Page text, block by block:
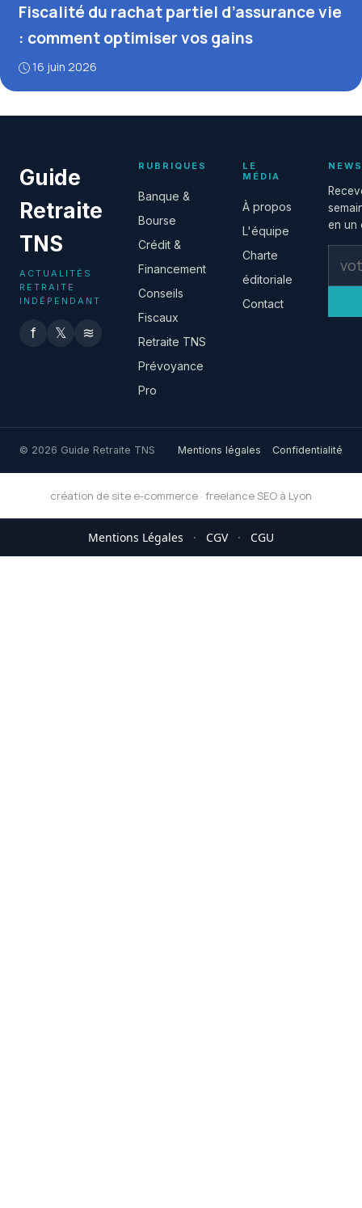
Fiscalité du rachat partiel d’assurance vie
: comment optimiser vos gains
16 juin 2026
Guide
Retraite
TNS
ACTUALITÉS
RETRAITE
INDÉPENDANT
f 𝕏 ≋
RUBRIQUES
Banque &
Bourse
Crédit &
Financement
Conseils
Fiscaux
Retraite TNS
Prévoyance
Pro
LE
MÉDIA
À propos
L'équipe
Charte
éditoriale
Contact
en un
© 2026 Guide Retraite TNS Mentions légales Confidentialité
création de site e-commerce · freelance SEO à Lyon
Mentions Légales · CGV · CGU